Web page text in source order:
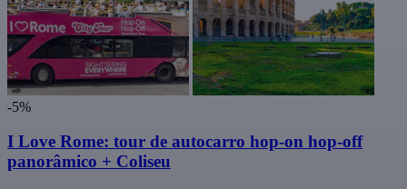
-5%
I Love Rome: tour de autocarro hop-on hop-off
panorâmico + Coliseu